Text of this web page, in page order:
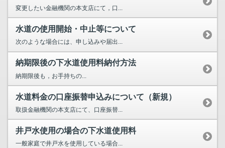
変更したい金融機関の本支店にて，口...
水道の使用開始・中止等について
次のような場合には、申し込みや届出...
納期限後の下水道使用料納付方法
納期限後も，お手持ちの...
水道料金の口座振替申込みについて（新規）
取扱金融機関の本支店にて、口座振替...
井戸水使用の場合の下水道使用料
一般家庭で井戸水を使用している場合...